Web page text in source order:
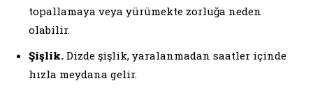
topallamaya veya yürümekte zorluğa neden
olabilir.
Şişlik. Dizde şişlik, yaralanmadan saatler içinde
hızla meydana gelir.